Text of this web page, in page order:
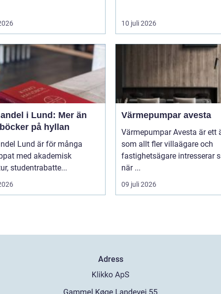
10 juli 2026
i Lund: Mer än
på hyllan
Lund är för många
med akademisk
studentrabatte...
Värmepumpar avesta
Värmepumpar Avesta är ett
som allt fler villaägare och
fastighetsägare intresserar
när ...
09 juli 2026
Adress